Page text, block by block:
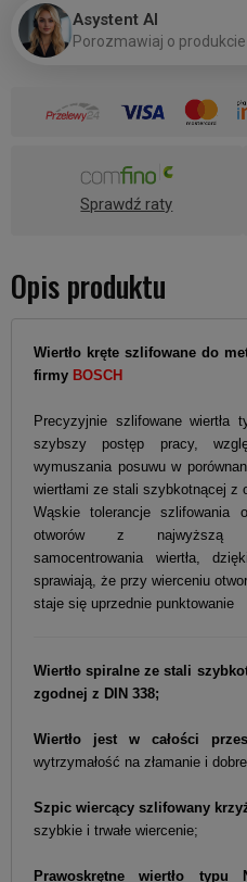
Asystent AI
Porozmawiaj o produkcie
Sprawdź raty
Opis produktu
Wiertło kręte szlifowane do
firmy BOSCH
Precyzyjnie szlifowane wiertła
szybszy postęp pracy,
wymuszania posuwu w
wiertłami ze stali szybkotnącej z
Wąskie tolerancje szlifowania
otworów z najwyższą
samocentrowania wiertła,
sprawiają, że przy wierceniu
staje się uprzednie punktowanie
Wiertło spiralne ze stali
zgodnej z DIN 338;
Wiertło jest w całości
wytrzymałość na złamanie i
Szpic wiercący szlifowany
szybkie i trwałe wiercenie;
Prawoskrętne wiertło typu